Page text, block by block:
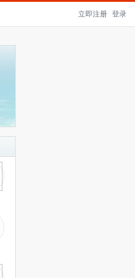
立即注册 登录